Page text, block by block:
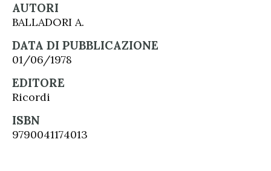
AUTORI
BALLADORI A.
DATA DI PUBBLICAZIONE
01/06/1978
EDITORE
Ricordi
ISBN
9790041174013